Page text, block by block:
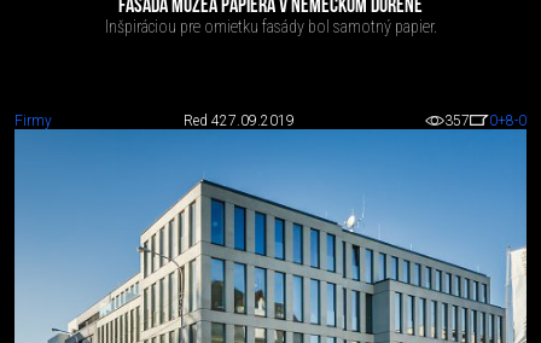
FASÁDA MÚZEA PAPIERA V NEMECKOM DÜRENE
Inšpiráciou pre omietku fasády bol samotný papier.
Firmy Red 427.09.2019 357 0+8-0